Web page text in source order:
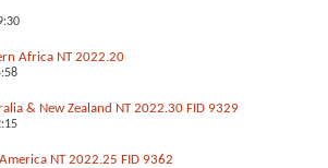
Africa NT 2022.20
& New Zealand NT 2022.30 FID 9329
NT 2022.25 FID 9362